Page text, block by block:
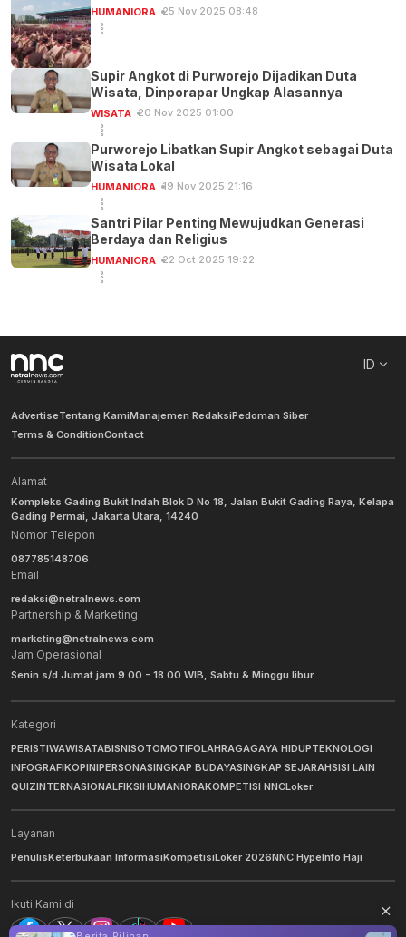
HUMANIORA 25 Nov 2025 08:48
Supir Angkot di Purworejo Dijadikan Duta
Wisata, Dinporapar Ungkap Alasannya
WISATA 20 Nov 2025 01:00
Purworejo Libatkan Supir Angkot sebagai Duta
Wisata Lokal
HUMANIORA 19 Nov 2025 21:16
Santri Pilar Penting Mewujudkan Generasi
Berdaya dan Religius
HUMANIORA 22 Oct 2025 19:22
ID
AdvertiseTentang KamiManajemen RedaksiPedoman Siber
Terms & ConditionContact
Alamat
Kompleks Gading Bukit Indah Blok D No 18, Jalan Bukit Gading Raya, Kelapa
Gading Permai, Jakarta Utara, 14240
Nomor Telepon
087785148706
Email
redaksi@netralnews.com
Partnership & Marketing
marketing@netralnews.com
Jam Operasional
Senin s/d Jumat jam 9.00 - 18.00 WIB, Sabtu & Minggu libur
Kategori
PERISTIWAWISATABISNISOTOMOTIFOLAHRAGAGAYA HIDUPTEKNOLOGI
INFOGRAFIKOPINIPERSONASINGKAP BUDAYASINGKAP SEJARAHSISI LAIN
QUIZINTERNASIONALFIKSIHUMANIORAKOMPETISI NNCLoker
Layanan
PenulisKeterbukaan InformasiKompetisiLoker 2026NNC HypeInfo Haji
Ikuti Kami di